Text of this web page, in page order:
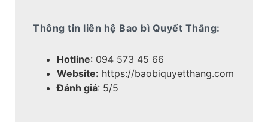
Thông tin liên hệ Bao bì Quyết Thắng:
Hotline: 094 573 45 66
Website: https://baobiquyetthang.com
Đánh giá: 5/5